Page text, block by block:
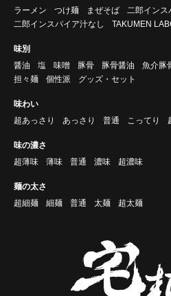
ラーメン
つけ麺 まぜそば
二郎インス
二郎インスパイア汁なし
TAKUMEN
味別
醤油
塩 味噌 豚骨 豚骨醤油 魚介豚
担々麺
個性派 グッズ・セット
味わい
超あっさり
あっさり 普通 こってり
味の濃さ
超薄味
薄味 普通 濃味 超濃味
麺の太さ
超細麺
細麺 普通 太麺 超太麺